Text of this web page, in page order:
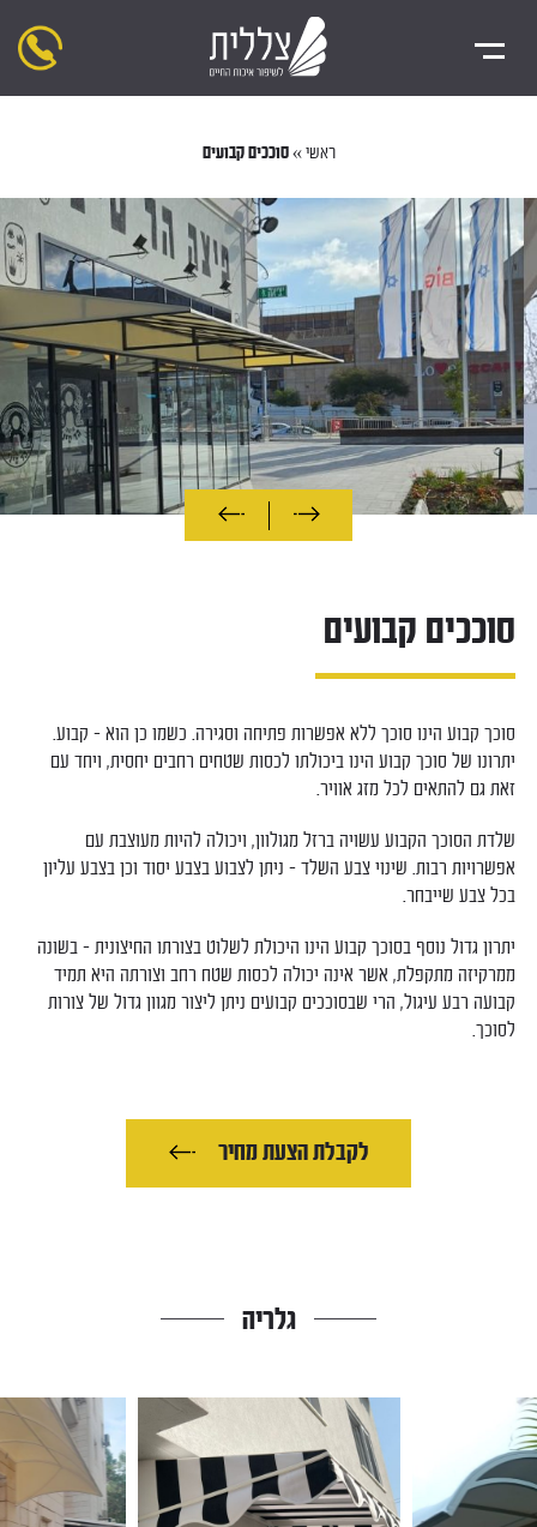
ראשי » סוככים קבועים
סוככים קבועים
סוכך קבוע הינו סוכך ללא אפשרות פתיחה וסגירה. כשמו כן הוא – קבוע.
יתרונו של סוכך קבוע הינו ביכולתו לכסות שטחים רחבים יחסית, ויחד עם
זאת גם להתאים לכל מזג אוויר.
שלדת הסוכך הקבוע עשויה ברזל מגולוון, ויכולה להיות מעוצבת עם
אפשרויות רבות. שינוי צבע השלד – ניתן לצבוע בצבע יסוד וכן בצבע עליון
בכל צבע שייבחר.
יתרון גדול נוסף בסוכך קבוע הינו היכולת לשלוט בצורתו החיצונית – בשונה
ממרקיזה מתקפלת, אשר אינה יכולה לכסות שטח רחב וצורתה היא תמיד
קבועה רבע עיגול, הרי שבסוככים קבועים ניתן ליצור מגוון גדול של צורות
לסוכך.
לקבלת הצעת מחיר
גלריה